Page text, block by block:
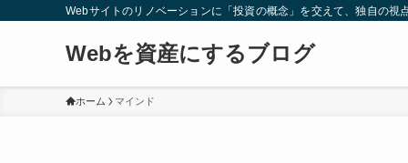
Webサイトのリノベーションに「投資の概念」を交えて、独自の視
Webを資産にするブログ
ホーム マインド